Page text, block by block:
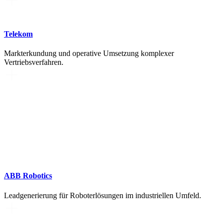
Telekom
Markterkundung und operative Umsetzung komplexer
Vertriebsverfahren.
ABB Robotics
Leadgenerierung für Roboterlösungen im industriellen Umfeld.